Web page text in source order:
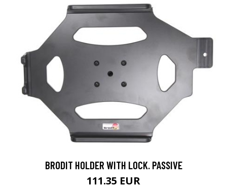
BRODIT HOLDER WITH LOCK. PASSIVE
111.35 EUR